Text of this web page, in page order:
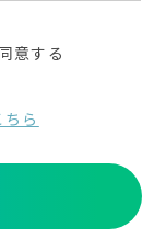
意する
ら